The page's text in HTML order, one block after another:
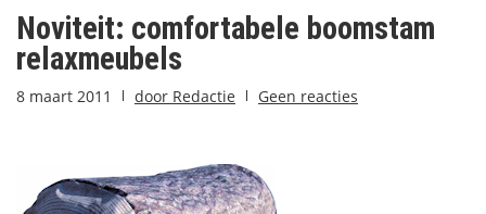
Noviteit: comfortabele boomstam
relaxmeubels
8 maart 2011 door Redactie Geen reacties